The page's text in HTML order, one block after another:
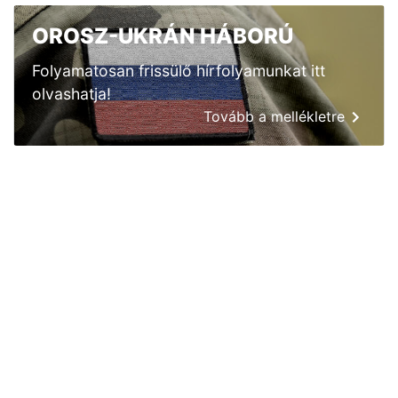
OROSZ-UKRÁN HÁBORÚ
Folyamatosan frissülő hírfolyamunkat itt
olvashatja!
Tovább a mellékletre